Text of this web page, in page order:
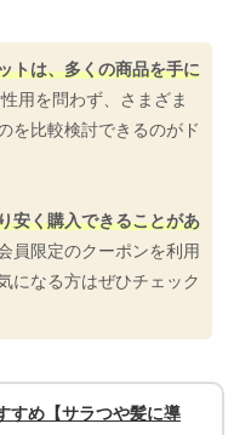
トは、多くの商品を手に
用を問わず、さまざま
を比較検討できるのがド
安く購入できることがあ
員限定のクーポンを利用
になる方はぜひチェック
すめ【サラつや髪に導